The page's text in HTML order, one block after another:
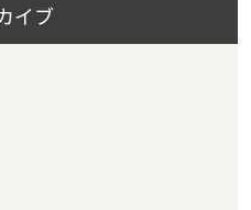
イブ